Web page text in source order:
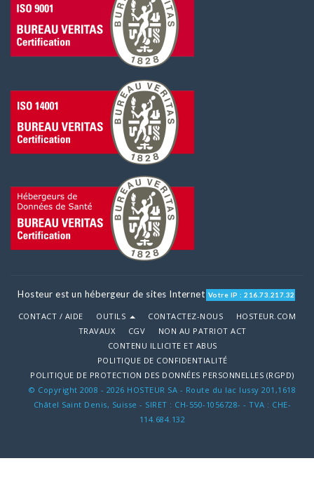
Hosteur est un hébergeur de sites Internet Votre IP : 216.73.217.32
CONTACT / AIDE OUTILS CONTACTEZ-NOUS
HOSTEUR.COM
TRAVAUX
CGV
NON AU PATRIOT ACT
CONTENU ILLICITE ET ABUS
POLITIQUE DE CONFIDENTIALITÉ
POLITIQUE DE PROTECTION DES DONNÉES PERSONNELLES (RGPD)
© Copyright 2008 - 2026 HOSTEUR SA - Route du lac lussy 201,1618
Châtel Saint Denis, Suisse - SIRET : CH-550-1056728- - TVA : CHE-
114.684.132